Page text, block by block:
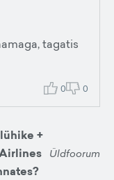
tagatis
0 0
+
Üldfoorum